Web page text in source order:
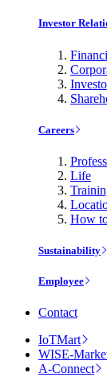
Investor
Careers
Life
How
Sustainability
Employee
Contact
IoTMart
WISE-
A-Connect